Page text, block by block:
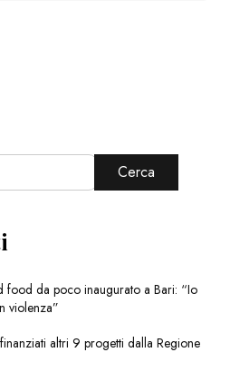
Cerca
food da poco inaugurato a Bari: “Io
violenza”
altri 9 progetti dalla Regione